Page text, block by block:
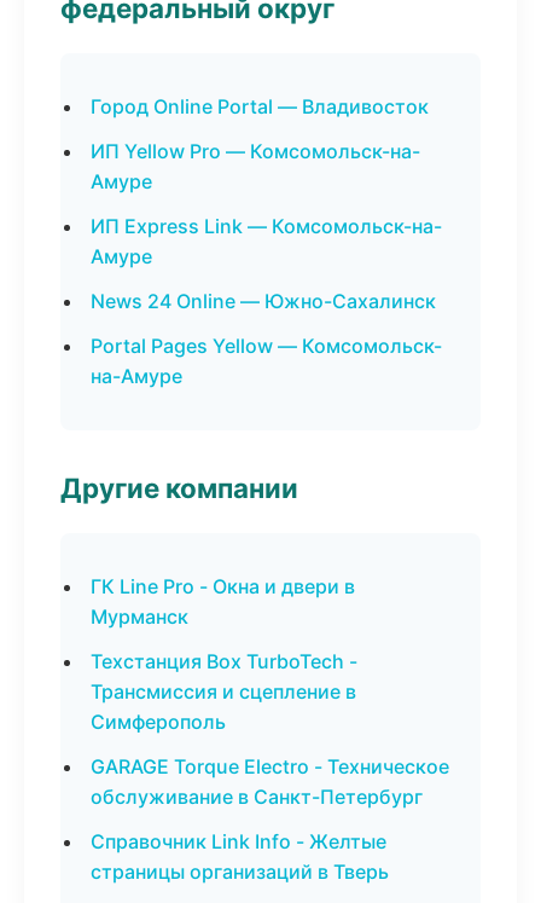
федеральный округ
Город Online Portal — Владивосток
ИП Yellow Pro — Комсомольск-на-
Амуре
ИП Express Link — Комсомольск-на-
Амуре
News 24 Online — Южно-Сахалинск
Portal Pages Yellow — Комсомольск-
на-Амуре
Другие компании
ГК Line Pro - Окна и двери в
Мурманск
Техстанция Box TurboTech -
Трансмиссия и сцепление в
Симферополь
GARAGE Torque Electro - Техническое
обслуживание в Санкт-Петербург
Справочник Link Info - Желтые
страницы организаций в Тверь